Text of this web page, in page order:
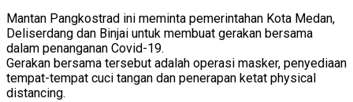
Mantan Pangkostrad ini meminta pemerintahan Kota Medan,
Deliserdang dan Binjai untuk membuat gerakan bersama
dalam penanganan Covid-19.
Gerakan bersama tersebut adalah operasi masker, penyediaan
tempat-tempat cuci tangan dan penerapan ketat physical
distancing.